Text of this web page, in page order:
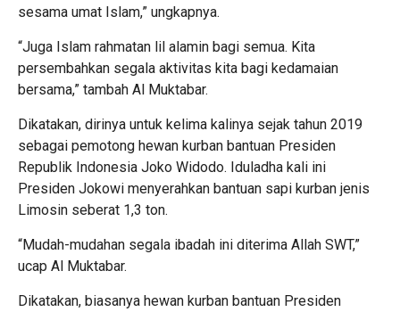
sesama umat Islam,” ungkapnya.
“Juga Islam rahmatan lil alamin bagi semua. Kita
persembahkan segala aktivitas kita bagi kedamaian
bersama,” tambah Al Muktabar.
Dikatakan, dirinya untuk kelima kalinya sejak tahun 2019
sebagai pemotong hewan kurban bantuan Presiden
Republik Indonesia Joko Widodo. Iduladha kali ini
Presiden Jokowi menyerahkan bantuan sapi kurban jenis
Limosin seberat 1,3 ton.
“Mudah-mudahan segala ibadah ini diterima Allah SWT,”
ucap Al Muktabar.
Dikatakan, biasanya hewan kurban bantuan Presiden